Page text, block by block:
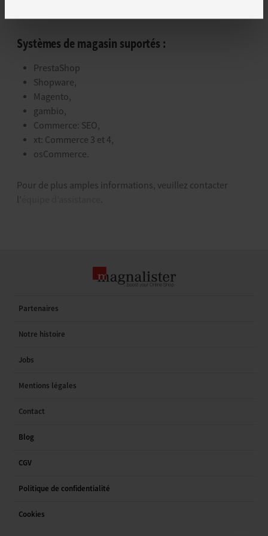
Systèmes de magasin suportés :
PrestaShop
Shopware,
Magento,
gambio,
Commerce: SEO,
xt: Commerce 3 et 4,
osCommerce.
Pour de plus amples informations, veuillez contacter
l’
Partenaires
Notre histoire
Jobs
Mentions légales
Contact
Blog
CGV
Politique de confidentialité
Cookies